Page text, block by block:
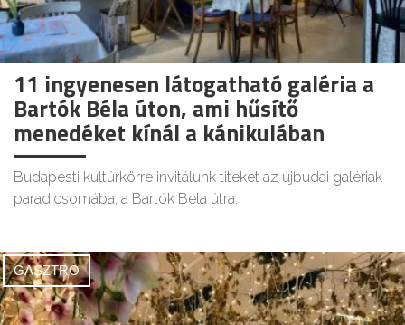
11 ingyenesen látogatható galéria a
Bartók Béla úton, ami hűsítő
menedéket kínál a kánikulában
Budapesti kultúrkörre invitálunk titeket az újbudai galériák
paradicsomába, a Bartók Béla útra.
GASZTRO